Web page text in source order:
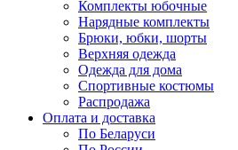
Комплекты юбочные
Нарядные комплекты
Брюки, юбки, шорты
Верхняя одежда
Одежда для дома
Спортивные костюмы
Распродажа
Оплата и доставка
По Беларуси